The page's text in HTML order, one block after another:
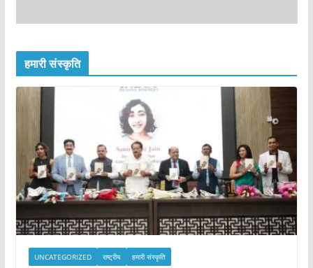
हमारी संस्कृति
UNCATEGORIZED राष्ट्रीय हमारी संस्कृति